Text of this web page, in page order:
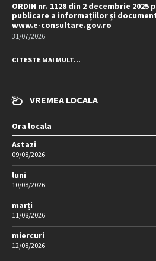
ORDIN nr. 1128 din 2 decembrie
publicare a informațiilor și
www.e-consultare.gov.ro
31/07/2026
CITESTE MAI MULT...
VREMEA LOCALA
Ora locala
Astazi
09/08/2026
luni
10/08/2026
marți
11/08/2026
miercuri
12/08/2026